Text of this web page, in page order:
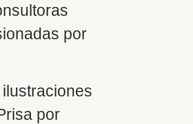
por
por